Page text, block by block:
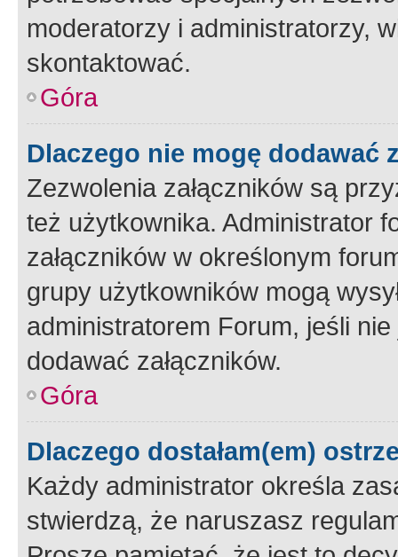
moderatorzy i administratorzy,
skontaktować.
Góra
Dlaczego nie mogę dodawać
Zezwolenia załączników są
też użytkownika. Administrator
załączników w określonym
grupy użytkowników mogą
administratorem Forum, jeśli
dodawać załączników.
Góra
Dlaczego dostałam(em)
Każdy administrator określa
stwierdzą, że naruszasz